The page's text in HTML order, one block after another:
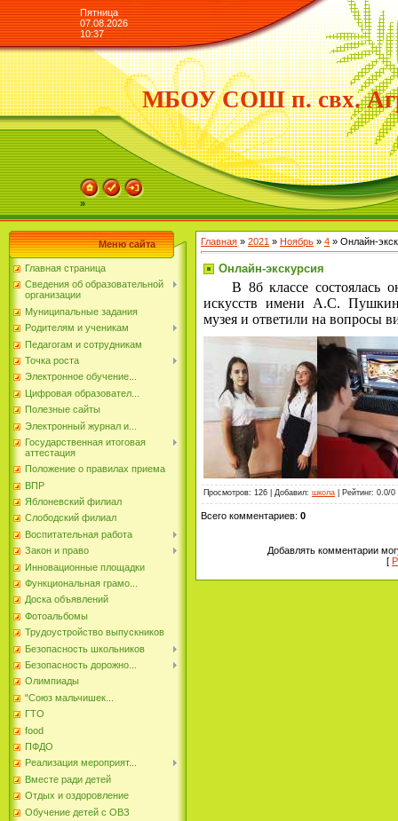
Пятница
07.08.2026
10:37
МБОУ СОШ п. свх.
»
Меню сайта
Главная страница
Сведения об образовательной
организации
Муниципальные задания
Родителям и ученикам
Педагогам и сотрудникам
Точка роста
Электронное обучение...
Цифровая образовател...
Полезные сайты
Электронный журнал и...
Государственная итоговая
аттестация
Положение о правилах приема
ВПР
Яблоневский филиал
Слободский филиал
Воспитательная работа
Закон и право
Инновационные площадки
Функциональная грамо...
Доска объявлений
Фотоальбомы
Трудоустройство выпускников
Безопасность школьников
Безопасность дорожно...
Олимпиады
"Союз мальчишек...
ГТО
food
ПФДО
Реализация мероприят...
Вместе ради детей
Отдых и оздоровление
Обучение детей с ОВЗ
Главная » 2021 » Ноябрь » 4 » Онлайн-
Онлайн-экскурсия
В 8б классе состоялась
искусств имени А.С.
музея и ответили на вопросы
Просмотров: 126 Добавил: школа Рейтинг: 0.0/0
Всего комментариев: 0
Добавлять комментарии
[